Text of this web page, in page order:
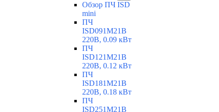
Обзор ПЧ ISD
mini
ПЧ
ISD091M21B
220В, 0.09 кВт
ПЧ
ISD121M21B
220В, 0.12 кВт
ПЧ
ISD181M21B
220В, 0.18 кВт
ПЧ
ISD251M21B